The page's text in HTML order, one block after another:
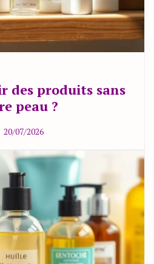
des produits sans
peau ?
20/07/2026